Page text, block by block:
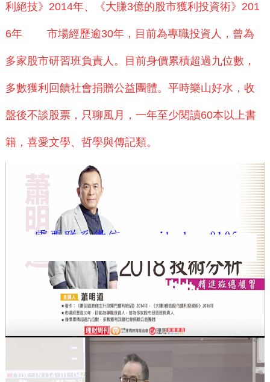
利絕技》2014年、《大賺3億的股市獲利投資術》201
6年 市場經歷逾30年，目前為專職投資人，曾為
多家股市研習班負責人。目前身價累積超過九位數，
多數獲利回饋社會捐贈公益團體。平時樂山好水，收
盤後不談股票，只聊風月，一年至少閱讀60本以上書
籍，喜愛文學、哲學與傳記類。